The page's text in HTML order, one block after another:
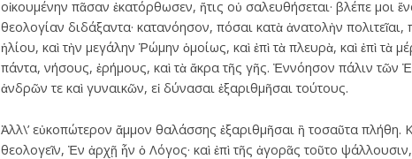
οἰκουμένην πᾶσαν ἐκατόρθωσεν, ἥτις οὐ σαλευθήσεται· βλέπε
θεολογίαν διδάξαντα· κατανόησον, πόσαι κατὰ ἀνατολὴν
ἡλίου, καὶ τὴν μεγάλην Ῥώμην ὁμοίως, καὶ ἐπὶ τὰ πλευρὰ, καὶ ἐπὶ
πάντα, νήσους, ἐρήμους, καὶ τὰ ἄκρα τῆς γῆς. Ἐννόησον πάλιν τῶν
ἀνδρῶν τε καὶ γυναικῶν, εἰ δύνασαι ἐξαριθμῆσαι τούτους.
Ἀλλ\’ εὐκοπώτερον ἄμμον θαλάσσης ἐξαριθμῆσαι ἢ τοσαῦτα πλήθη.
θεολογεῖν, Ἐν ἀρχῇ ἦν ὁ Λόγος· καὶ ἐπὶ τῆς ἀγορᾶς τοῦτο